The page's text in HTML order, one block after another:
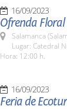
16/09/2023
Ofrenda Floral
Salamanca
Lugar: Catedral
Hora: 12:00 h.
16/09/2023
Feria de